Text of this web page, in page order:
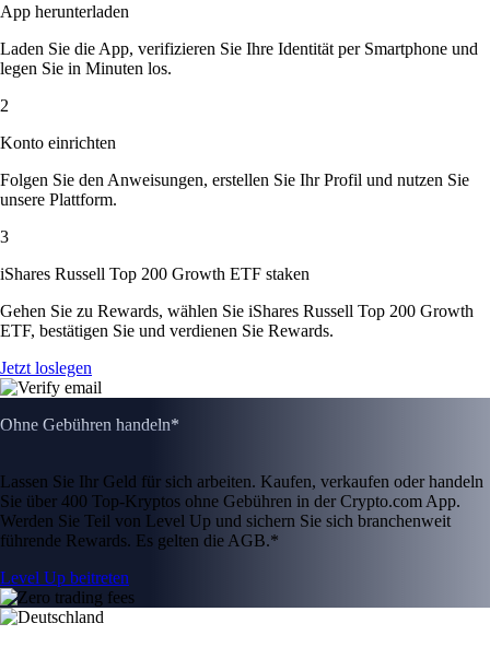
App herunterladen
Laden Sie die App, verifizieren Sie Ihre Identität per Smartphone und
legen Sie in Minuten los.
2
Konto einrichten
Folgen Sie den Anweisungen, erstellen Sie Ihr Profil und nutzen Sie
unsere Plattform.
3
iShares Russell Top 200 Growth ETF staken
Gehen Sie zu Rewards, wählen Sie iShares Russell Top 200 Growth
ETF, bestätigen Sie und verdienen Sie Rewards.
Jetzt loslegen
Ohne Gebühren handeln*
Lassen Sie Ihr Geld für sich arbeiten. Kaufen, verkaufen oder handeln
Sie über 400 Top-Kryptos ohne Gebühren in der Crypto.com App.
Werden Sie Teil von Level Up und sichern Sie sich branchenweit
führende Rewards. Es gelten die AGB.*
Level Up beitreten